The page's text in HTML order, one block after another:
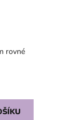
rovné